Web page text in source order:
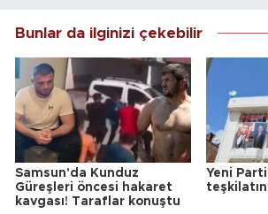
Bunlar da ilginizi çekebilir
Samsun'da Kunduz
Güreşleri öncesi hakaret
kavgası! Taraflar konuştu
Yeni